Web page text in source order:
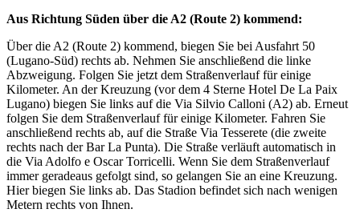
Aus Richtung Süden über die A2 (Route 2) kommend:
Über die A2 (Route 2) kommend, biegen Sie bei Ausfahrt 50
(Lugano-Süd) rechts ab. Nehmen Sie anschließend die linke
Abzweigung. Folgen Sie jetzt dem Straßenverlauf für einige
Kilometer. An der Kreuzung (vor dem 4 Sterne Hotel De La Paix
Lugano) biegen Sie links auf die Via Silvio Calloni (A2) ab. Erneut
folgen Sie dem Straßenverlauf für einige Kilometer. Fahren Sie
anschließend rechts ab, auf die Straße Via Tesserete (die zweite
rechts nach der Bar La Punta). Die Straße verläuft automatisch in
die Via Adolfo e Oscar Torricelli. Wenn Sie dem Straßenverlauf
immer geradeaus gefolgt sind, so gelangen Sie an eine Kreuzung.
Hier biegen Sie links ab. Das Stadion befindet sich nach wenigen
Metern rechts von Ihnen.